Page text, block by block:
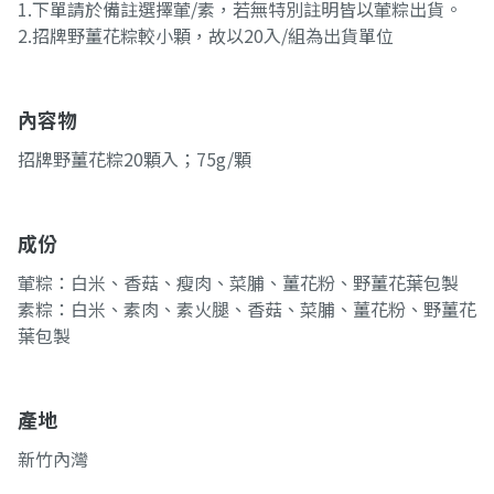
1.下單請於備註選擇葷/素，若無特別註明皆以葷粽出貨。
2.招牌野薑花粽較小顆，故以20入/組為出貨單位
內容物
招牌野薑花粽20顆入；75g/顆
成份
葷粽：白米、香菇、瘦肉、菜脯、薑花粉、野薑花葉包製
素粽：白米、素肉、素火腿、香菇、菜脯、薑花粉、野薑花
葉包製
產地
新竹內灣